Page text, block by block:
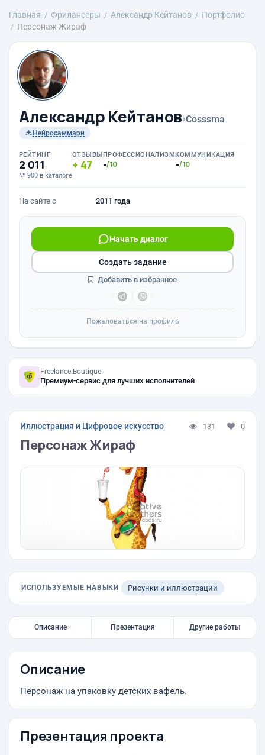
Главная Фрилансеры Александр Кейтанов
Портфолио
Персонаж Жираф
Александр Кейтанов›Cosssma
Нейросаммари
РЕЙТИНГ
2 011
№ 900 в каталоге
ОТЗЫВЫ
47
ПРОФЕССИОНАЛИЗМ
-/10
КОММУНИКАЦИЯ
-/10
На сайте с 2011 года
Начать диалог
Создать задание
Добавить в избранное
Пожаловаться на профиль
Freelance.Boutique
Премиум-сервис для лучших исполнителей
Иллюстрация и Цифровое искусство 131 0
Персонаж Жираф
ИСПОЛЬЗУЕМЫЕ НАВЫКИ Рисунки и иллюстрации
Описание Презентация Другие работы
Описание
Персонаж на упаковку детских вафель.
Презентация проекта